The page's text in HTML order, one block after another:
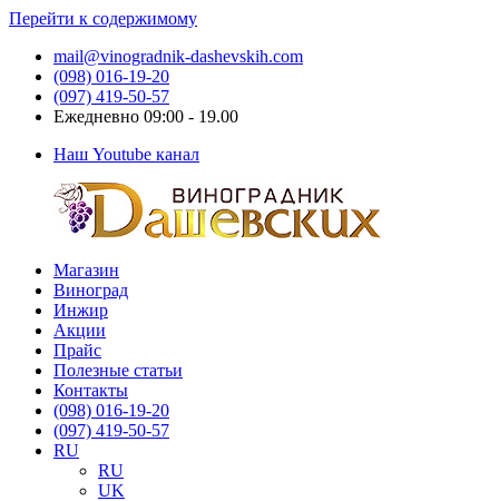
Перейти к содержимому
mail@vinogradnik-dashevskih.com
(098) 016-19-20
(097) 419-50-57
Ежедневно 09:00 - 19.00
Наш Youtube канал
Виноградник
Дашевских
Саженцы
черенки
винограда
Магазин
Виноград
Инжир
Акции
Прайс
Полезные статьи
Контакты
(098) 016-19-20
(097) 419-50-57
RU
RU
UK